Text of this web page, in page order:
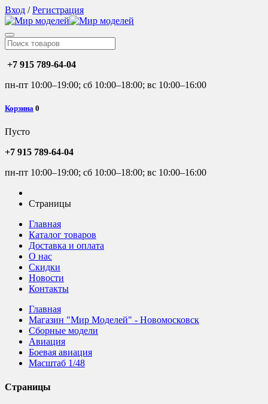
Вход /Регистрация
+7 915 789-64-04
пн-пт 10:00–19:00; сб 10:00–18:00; вс 10:00–16:00
Корзина 0
Пусто
+7 915 789-64-04
пн-пт 10:00–19:00; сб 10:00–18:00; вс 10:00–16:00
Страницы
Главная
Каталог товаров
Доставка и оплата
О нас
Скидки
Новости
Контакты
Главная
Магазин "Мир Моделей" - Новомосковск
Сборные модели
Авиация
Боевая авиация
Масштаб 1/48
Страницы